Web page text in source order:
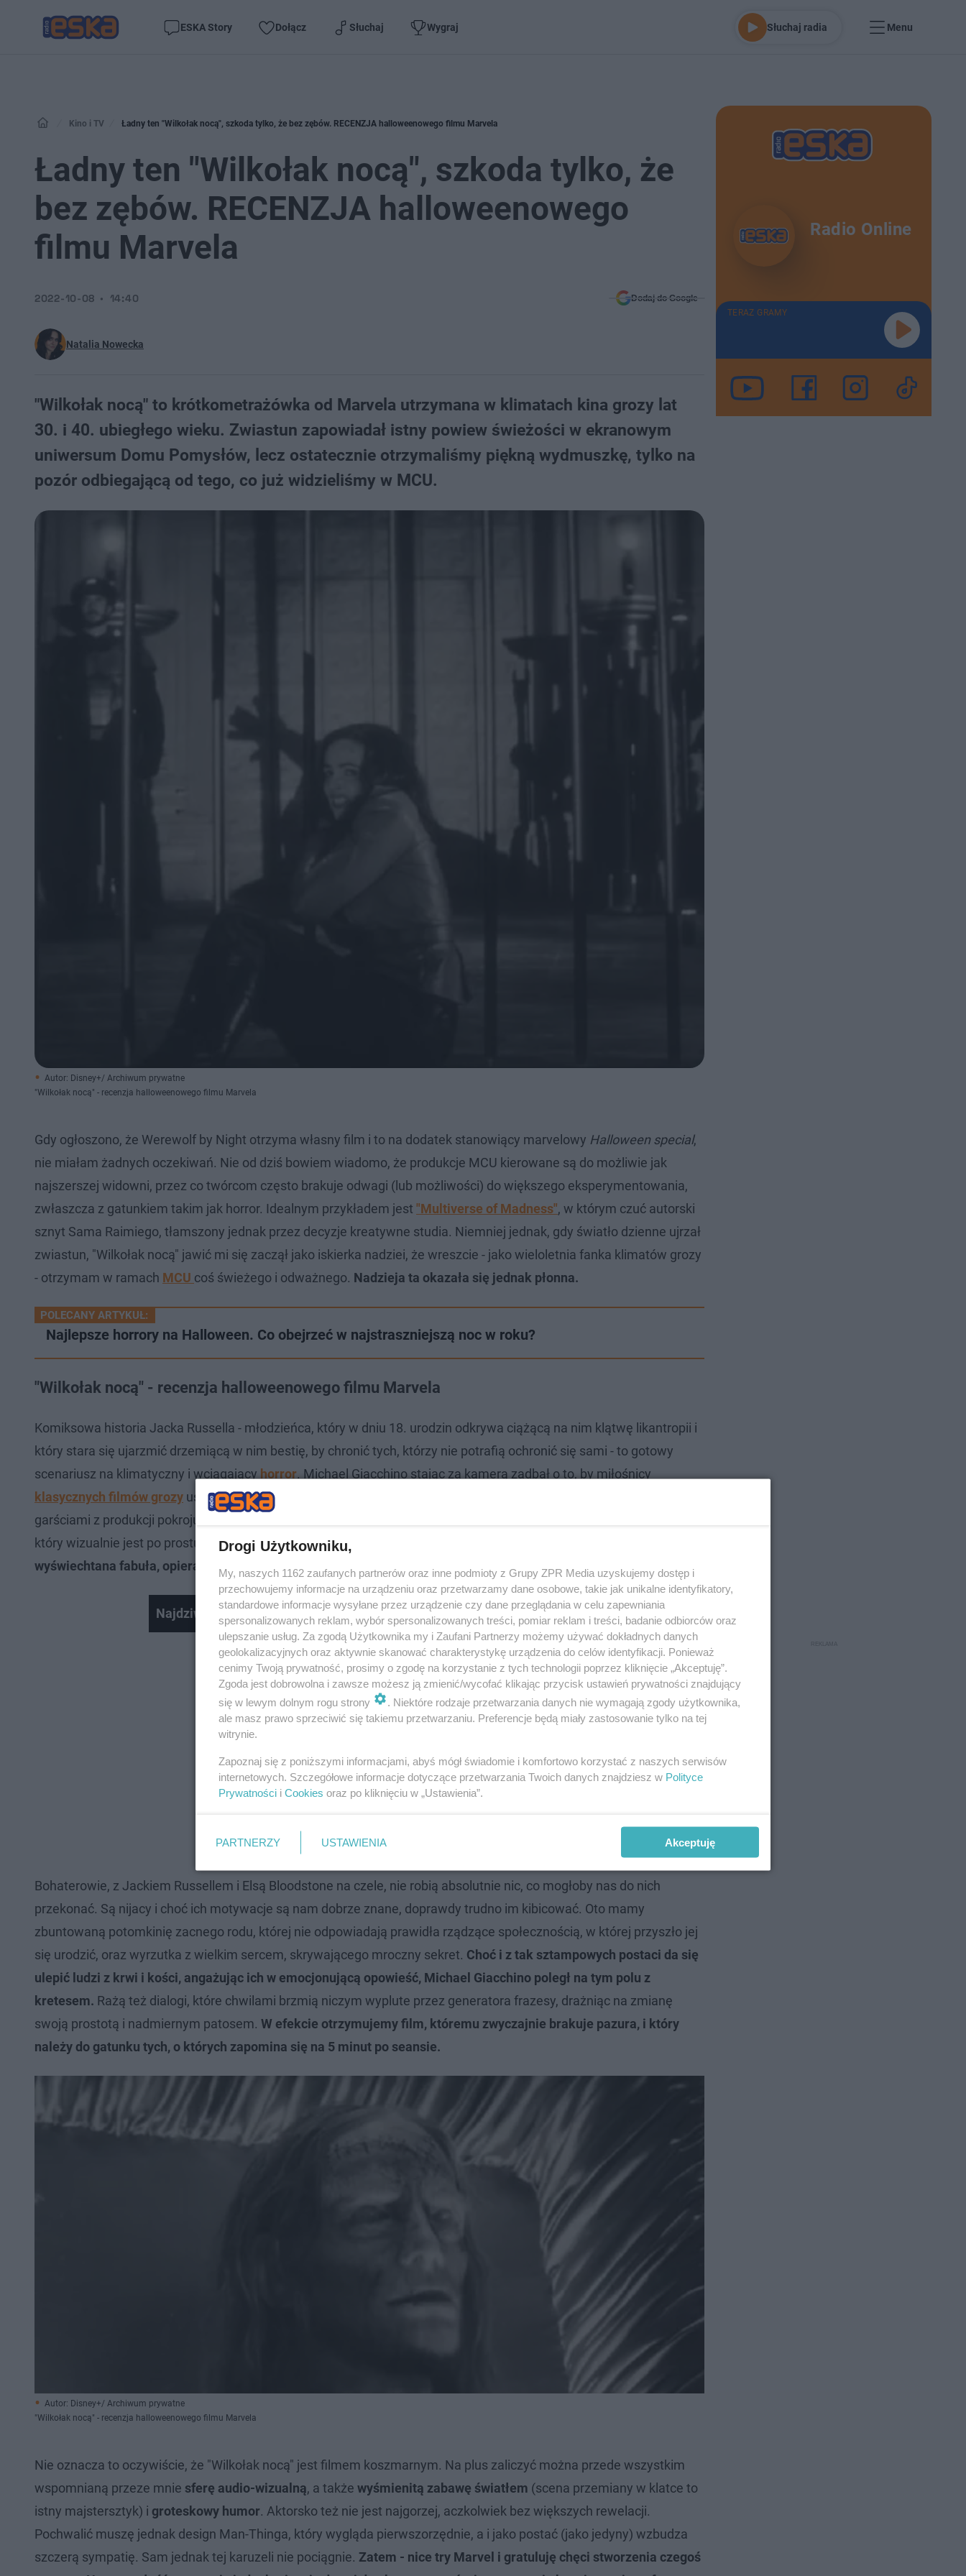
ESKA Story Dołącz Słuchaj Wygraj Słuchaj radia Menu
Kino i TV Ładny ten "Wilkołak nocą", szkoda tylko, że bez zębów. RECENZJA halloweenowego filmu Marvela
Ładny ten "Wilkołak nocą", szkoda tylko, że
bez zębów. RECENZJA halloweenowego
filmu Marvela
Natalia Nowecka
2022-10-08 14:40 Dodaj do Google
"Wilkołak nocą" to krótkometrażówka od Marvela utrzymana w klimatach kina grozy lat
30. i 40. ubiegłego wieku. Zwiastun zapowiadał istny powiew świeżości w ekranowym
uniwersum Domu Pomysłów, lecz ostatecznie otrzymaliśmy piękną wydmuszkę, tylko na
pozór odbiegającą od tego, co już widzieliśmy w MCU.
Autor: Disney+/ Archiwum prywatne
"Wilkołak nocą" - recenzja halloweenowego filmu Marvela
Gdy ogłoszono, że Werewolf by Night otrzyma własny film i to na dodatek stanowiący marvelowy Halloween special,
nie miałam żadnych oczekiwań. Nie od dziś bowiem wiadomo, że produkcje MCU kierowane są do możliwie jak
najszerszej widowni, przez co twórcom często brakuje odwagi (lub możliwości) do większego eksperymentowania,
zwłaszcza z gatunkiem takim jak horror. Idealnym przykładem jest "Multiverse of Madness", w którym czuć autorski
sznyt Sama Raimiego, tłamszony jednak przez decyzje kreatywne studia. Niemniej jednak, gdy światło dzienne ujrzał
zwiastun, "Wilkołak nocą" jawić mi się zaczął jako iskierka nadziei, że wreszcie - jako wieloletnia fanka klimatów grozy
- otrzymam w ramach MCU coś świeżego i odważnego. Nadzieja ta okazała się jednak płonna.
POLECANY ARTYKUŁ:
Najlepsze horrory na Halloween. Co obejrzeć w najstraszniejszą noc w roku?
"Wilkołak nocą" - recenzja halloweenowego filmu Marvela
Komiksowa historia Jacka Russella - młodzieńca, który w dniu 18. urodzin odkrywa ciążącą na nim klątwę likantropii i
który stara się ujarzmić drzemiącą w nim bestię, by chronić tych, którzy nie potrafią ochronić się sami - to gotowy
scenariusz na klimatyczny i wciągający horror. Michael Giacchino stając za kamerą zadbał o to, by miłośnicy
klasycznych filmów grozy uśmiechnęli się pod nosem i poczuli jak w domu. Reżyser czerpie bowiem pełnymi
garściami z produkcji pokroju "Wilkołaka", "Frankensteina" i "Draculi", serwując nam pierwszy czarnobiały film Marvela,
który wizualnie jest po prostu śliczny.Sęk jednak w tym, że pod tą piękną powłoką kryje się nieangażująca i
wyświechtana fabuła, opierająca się na tych samych schematach, co pierwsze filmy ze stajni Marvela.
Najdziwniejsze rekordy filmowe, w które trudno uwierzyć | To Się Kręci #3
Bohaterowie, z Jackiem Russellem i Elsą Bloodstone na czele, nie robią absolutnie nic, co mogłoby nas do nich
przekonać. Są nijacy i choć ich motywacje są nam dobrze znane, doprawdy trudno im kibicować. Oto mamy
zbuntowaną potomkinię zacnego rodu, której nie odpowiadają prawidła rządzące społecznością, w której przyszło jej
się urodzić, oraz wyrzutka z wielkim sercem, skrywającego mroczny sekret. Choć i z tak sztampowych postaci da się
ulepić ludzi z krwi i kości, angażując ich w emocjonującą opowieść, Michael Giacchino poległ na tym polu z
kretesem. Rażą też dialogi, które chwilami brzmią niczym wyplute przez generatora frazesy, drażniąc na zmianę
swoją prostotą i nadmiernym patosem. W efekcie otrzymujemy film, któremu zwyczajnie brakuje pazura, i który
należy do gatunku tych, o których zapomina się na 5 minut po seansie.
Autor: Disney+/ Archiwum prywatne
"Wilkołak nocą" - recenzja halloweenowego filmu Marvela
Nie oznacza to oczywiście, że "Wilkołak nocą" jest filmem koszmarnym. Na plus zaliczyć można przede wszystkim
wspomnianą przeze mnie sferę audio-wizualną, a także wyśmienitą zabawę światłem (scena przemiany w klatce to
istny majstersztyk) i groteskowy humor. Aktorsko też nie jest najgorzej, aczkolwiek bez większych rewelacji.
Pochwalić muszę jednak design Man-Thinga, który wygląda pierwszorzędnie, a i jako postać (jako jedyny) wzbudza
szczerą sympatię. Sam jednak tej karuzeli nie pociągnie. Zatem - nice try Marvel i gratuluję chęci stworzenia czegoś
Radio Online
TERAZ GRAMY
Drogi Użytkowniku,
My, naszych 1162 zaufanych partnerów oraz inne podmioty z Grupy ZPR Media uzyskujemy dostęp i
przechowujemy informacje na urządzeniu oraz przetwarzamy dane osobowe, takie jak unikalne identyfikatory,
standardowe informacje wysyłane przez urządzenie czy dane przeglądania w celu zapewniania
spersonalizowanych reklam, wybór spersonalizowanych treści, pomiar reklam i treści, badanie odbiorców oraz
ulepszanie usług. Za zgodą Użytkownika my i Zaufani Partnerzy możemy używać dokładnych danych
geolokalizacyjnych oraz aktywnie skanować charakterystykę urządzenia do celów identyfikacji. Ponieważ
cenimy Twoją prywatność, prosimy o zgodę na korzystanie z tych technologii poprzez kliknięcie „Akceptuję”.
Zgoda jest dobrowolna i zawsze możesz ją zmienić/wycofać klikając przycisk ustawień prywatności znajdujący
się w lewym dolnym rogu strony
. Niektóre rodzaje przetwarzania danych nie wymagają zgody użytkownika,
ale masz prawo sprzeciwić się takiemu przetwarzaniu. Preferencje będą miały zastosowanie tylko na tej
witrynie.
Zapoznaj się z poniższymi informacjami, abyś mógł świadomie i komfortowo korzystać z naszych serwisów
internetowych. Szczegółowe informacje dotyczące przetwarzania Twoich danych znajdziesz w Polityce
Prywatności i Cookies oraz po kliknięciu w „Ustawienia”.
PARTNERZY USTAWIENIA Akceptuję